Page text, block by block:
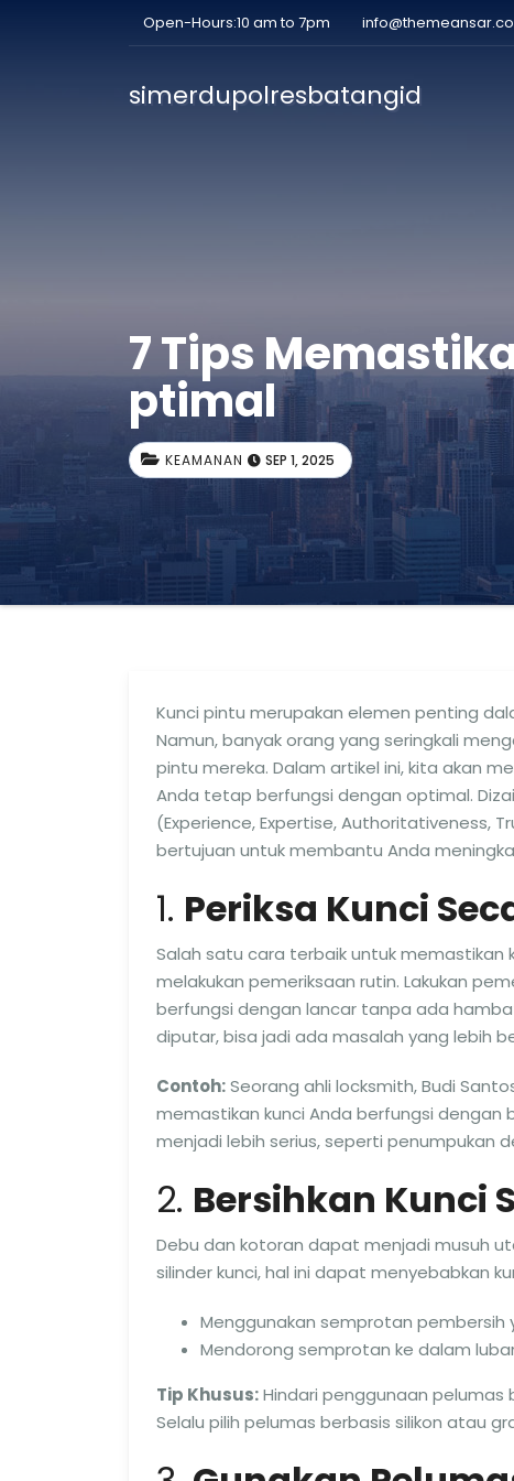
Open-Hours:10 am to 7pm
simerdupolresbatangid
7 Tips
ptimal
KEAMANAN SEP 1, 2025
Kunci pintu merupakan elemen penting
Namun, banyak orang yang seringkali
pintu mereka. Dalam artikel ini, kita akan
Anda tetap berfungsi dengan optimal.
(Experience, Expertise, Authoritativeness,
bertujuan untuk membantu Anda
1. Periksa Kunci
Salah satu cara terbaik untuk memastikan
melakukan pemeriksaan rutin. Lakukan
berfungsi dengan lancar tanpa ada
diputar, bisa jadi ada masalah yang lebih
Contoh:Seorang ahli locksmith, Budi
memastikan kunci Anda berfungsi
menjadi lebih serius, seperti penumpukan
2. Bersihkan Kunci
Debu dan kotoran dapat menjadi musuh
silinder kunci, hal ini dapat menyebabkan
Menggunakan semprotan pembersih
Mendorong semprotan ke dalam
Tip Khusus:Hindari penggunaan pelumas
Selalu pilih pelumas berbasis silikon atau